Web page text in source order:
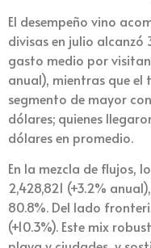
El desempeño vino
divisas en julio alcanzó
gasto medio por
anual), mientras que
segmento de mayor
dólares; quienes
dólares en promedio.
En la mezcla de flujos,
2,428,821 (+3.2%
80.8%. Del lado
(+10.3%). Este mix